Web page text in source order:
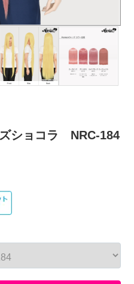
ショコラ NRC-184